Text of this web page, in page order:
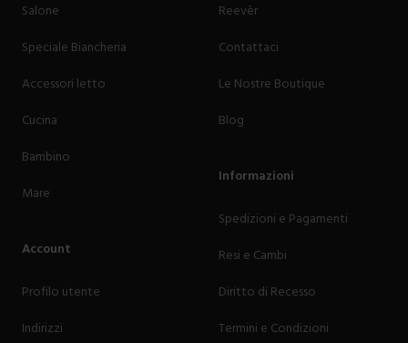
Salone
Speciale Biancheria
Accessori letto
Cucina
Bambino
Mare
Account
Profilo utente
Indirizzi
Reevèr
Contattaci
Le Nostre Boutique
Blog
Informazioni
Spedizioni e Pagamenti
Resi e Cambi
Diritto di Recesso
Termini e Condizioni